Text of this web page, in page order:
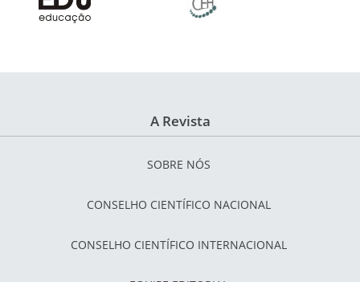
A Revista
SOBRE NÓS
CONSELHO CIENTÍFICO NACIONAL
CONSELHO CIENTÍFICO INTERNACIONAL